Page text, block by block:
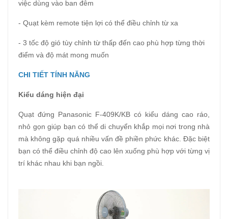
việc dùng vào ban đêm
- Quạt kèm remote tiện lợi có thể điều chỉnh từ xa
- 3 tốc độ gió tùy chỉnh từ thấp đến cao phù hợp từng thời
điểm và độ mát mong muốn
CHI TIẾT TÍNH NĂNG
Kiểu dáng hiện đại
Quạt đứng Panasonic F-409K/KB có kiểu dáng cao ráo,
nhỏ gọn giúp bạn có thể di chuyển khắp mọi nơi trong nhà
mà không gặp quá nhiều vấn đề phiền phức khác. Đặc biệt
bạn có thể điều chỉnh độ cao lên xuống phù hợp với từng vị
trí khác nhau khi bạn ngồi.